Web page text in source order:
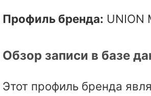
Профиль бренда: UNION
Обзор записи в базе
Этот профиль бренда